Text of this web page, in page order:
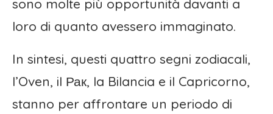
sono molte più opportunità davanti a
loro di quanto avessero immaginato.
In sintesi, questi quattro segni zodiacali,
l’Oven, il Рак, la Bilancia e il Capricorno,
stanno per affrontare un periodo di